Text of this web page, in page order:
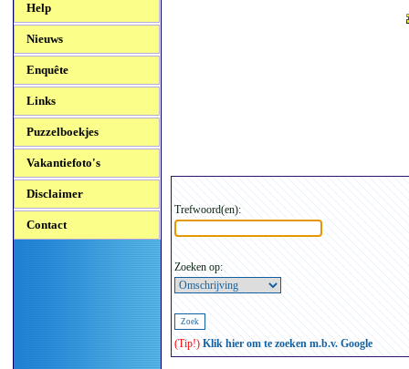
Help
Nieuws
Enquête
Links
Puzzelboekjes
Vakantiefoto's
Disclaimer
Contact
Trefwoord(en):
Zoeken op:
(Tip!) Klik hier om te zoeken m.b.v. Google